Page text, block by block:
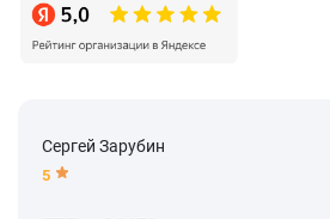
Сергей Зарубин
5